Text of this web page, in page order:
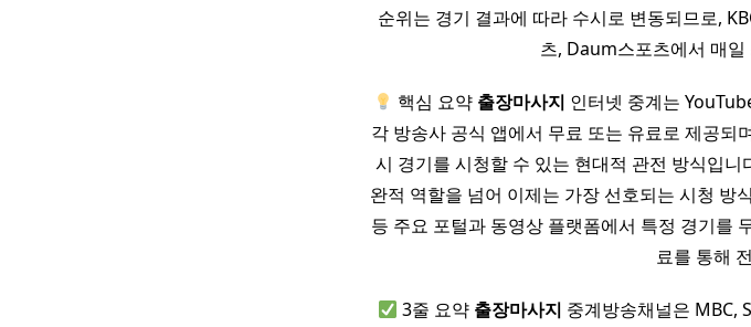
순위는 경기 결과에 따라 수시로 변동되므로,
츠, Daum스포츠에서 매
핵심 요약 출장마사지 인터넷 중계는
각 방송사 공식 앱에서 무료 또는 유료로 제공되
시 경기를 시청할 수 있는 현대적 관전 방식입니
완적 역할을 넘어 이제는 가장 선호되는 시청 방
등 주요 포털과 동영상 플랫폼에서 특정 경기를
료를 통해
3줄 요약 출장마사지 중계방송채널은 MBC,